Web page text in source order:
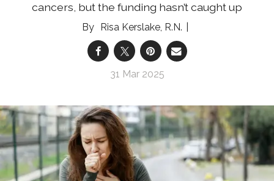
cancers, but the funding hasn’t caught up
Risa Kerslake, R.N.
31 Mar 2025